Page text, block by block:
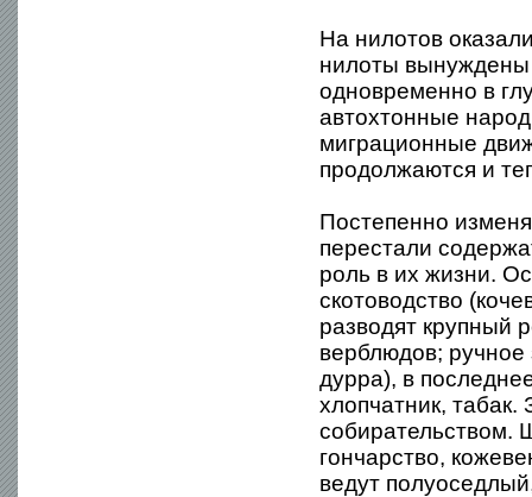
На нилотов
нилоты вынуждены
одновременно в
автохтонные
миграционные
продолжаются и
Постепенно
перестали
роль в их жизни.
скотоводство
разводят крупный
верблюдов; ручное
дурра), в
хлопчатник,
собирательством.
гончарство,
ведут